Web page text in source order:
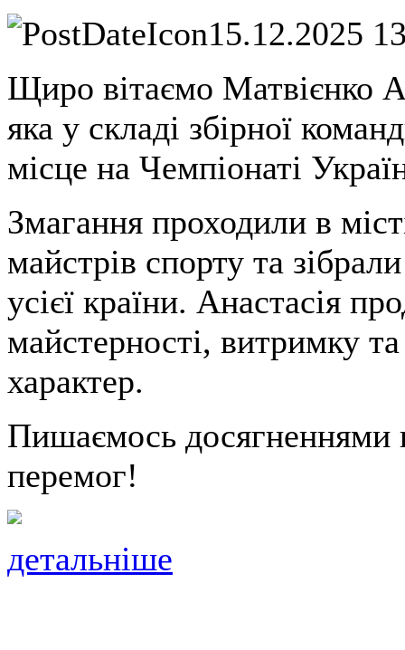
15.12.2025
Щиро вітаємо Матвієнко
яка у складі збірної
місце на Чемпіонаті
Змагання проходили в
майстрів спорту та
усієї країни. Анастасія
майстерності, витримку
характер.
Пишаємось досягненнями
перемог!
детальніше